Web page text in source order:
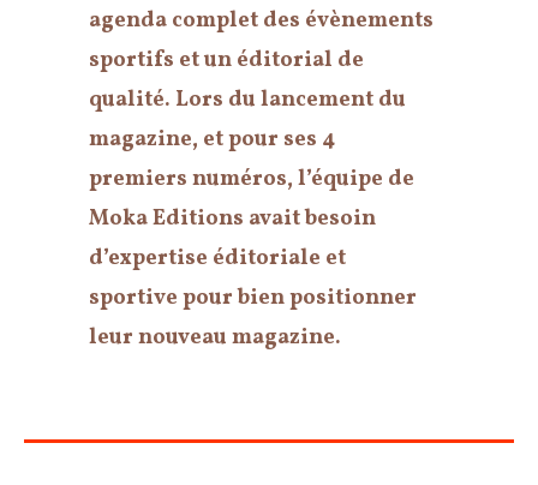
agenda complet des évènements
sportifs et un éditorial de
qualité. Lors du lancement du
magazine, et pour ses 4
premiers numéros, l’équipe de
Moka Editions avait besoin
d’expertise éditoriale et
sportive pour bien positionner
leur nouveau magazine.